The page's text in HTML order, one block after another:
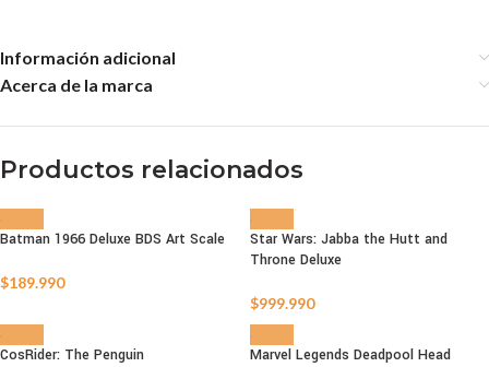
Información adicional
Acerca de la marca
Productos relacionados
Batman 1966 Deluxe BDS Art Scale
$189.990
Star Wars: Jabba the Hutt and
Throne Deluxe
$999.990
CosRider: The Penguin Marvel Legends Deadpool Head